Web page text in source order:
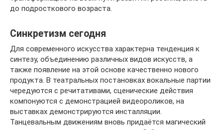
до подросткового возраста.
Синкретизм сегодня
Для современного искусства характерна тенденция к
синтезу, объединению различных видов искусств, а
также появление на этой основе качественно нового
продукта. В театральных постановках вокальные партии
чередуются с речитативами, сценические действия
компонуются с демонстрацией видеороликов, на
выставках демонстрируются инсталляции.
Танцевальным движениям вновь придаётся магический